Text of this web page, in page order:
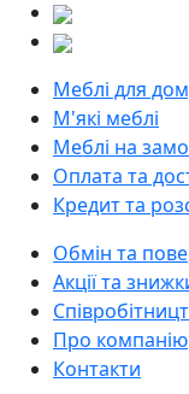
Меблі для
М'які меблі
Меблі на
Оплата та
Кредит та
Обмін та
Акції та
Про компанію
Контакти